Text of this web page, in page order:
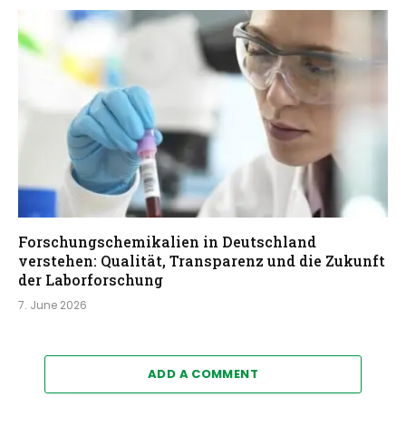
Forschungschemikalien in Deutschland
verstehen: Qualität, Transparenz und die Zukunft
der Laborforschung
7. June 2026
ADD A COMMENT